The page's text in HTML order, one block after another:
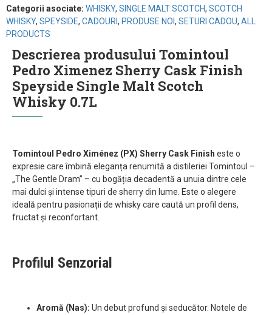
Categorii asociate: WHISKY, SINGLE MALT SCOTCH, SCOTCH
WHISKY, SPEYSIDE, CADOURI, PRODUSE NOI , SETURI CADOU, ALL
PRODUCTS
Descrierea produsului Tomintoul
Pedro Ximenez Sherry Cask Finish
Speyside Single Malt Scotch
Whisky 0.7L
Tomintoul Pedro Ximénez (PX) Sherry Cask Finish este o
expresie care îmbină eleganța renumită a distileriei Tomintoul –
„The Gentle Dram” – cu bogăția decadentă a unuia dintre cele
mai dulci și intense tipuri de sherry din lume. Este o alegere
ideală pentru pasionații de whisky care caută un profil dens,
fructat și reconfortant.
Profilul Senzorial
Aromă (Nas): Un debut profund și seducător. Notele de